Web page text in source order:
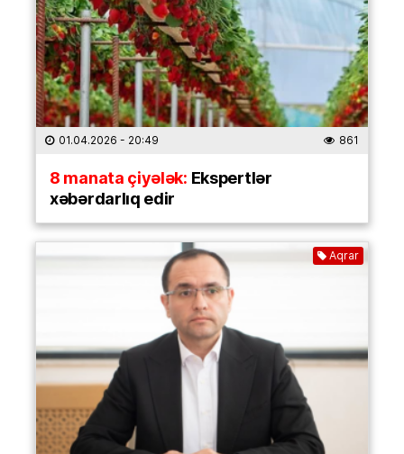
01.04.2026 - 20:49 861
8 manata çiyələk: Ekspertlər
xəbərdarlıq edir
Aqrar